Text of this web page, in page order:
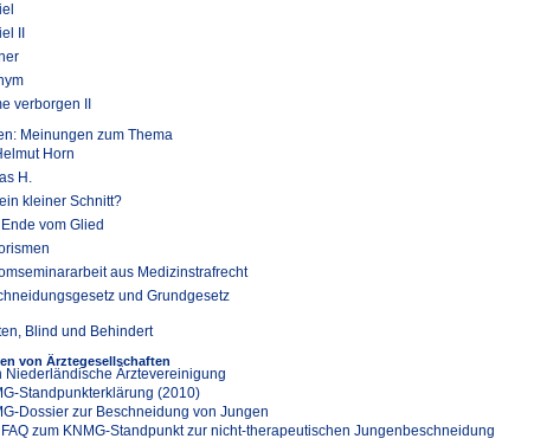
II
verborgen II
Meinungen zum Thema
Horn
H.
kleiner Schnitt?
vom Glied
aus Medizinstrafrecht
und Grundgesetz
Blind und Behindert
von Ärztegesellschaften
Niederländische Ärztevereinigung
Standpunkterklärung (2010)
Dossier zur Beschneidung von Jungen
FAQ zum KNMG-Standpunkt zur nicht-therapeutischen Jungenbeschneidung